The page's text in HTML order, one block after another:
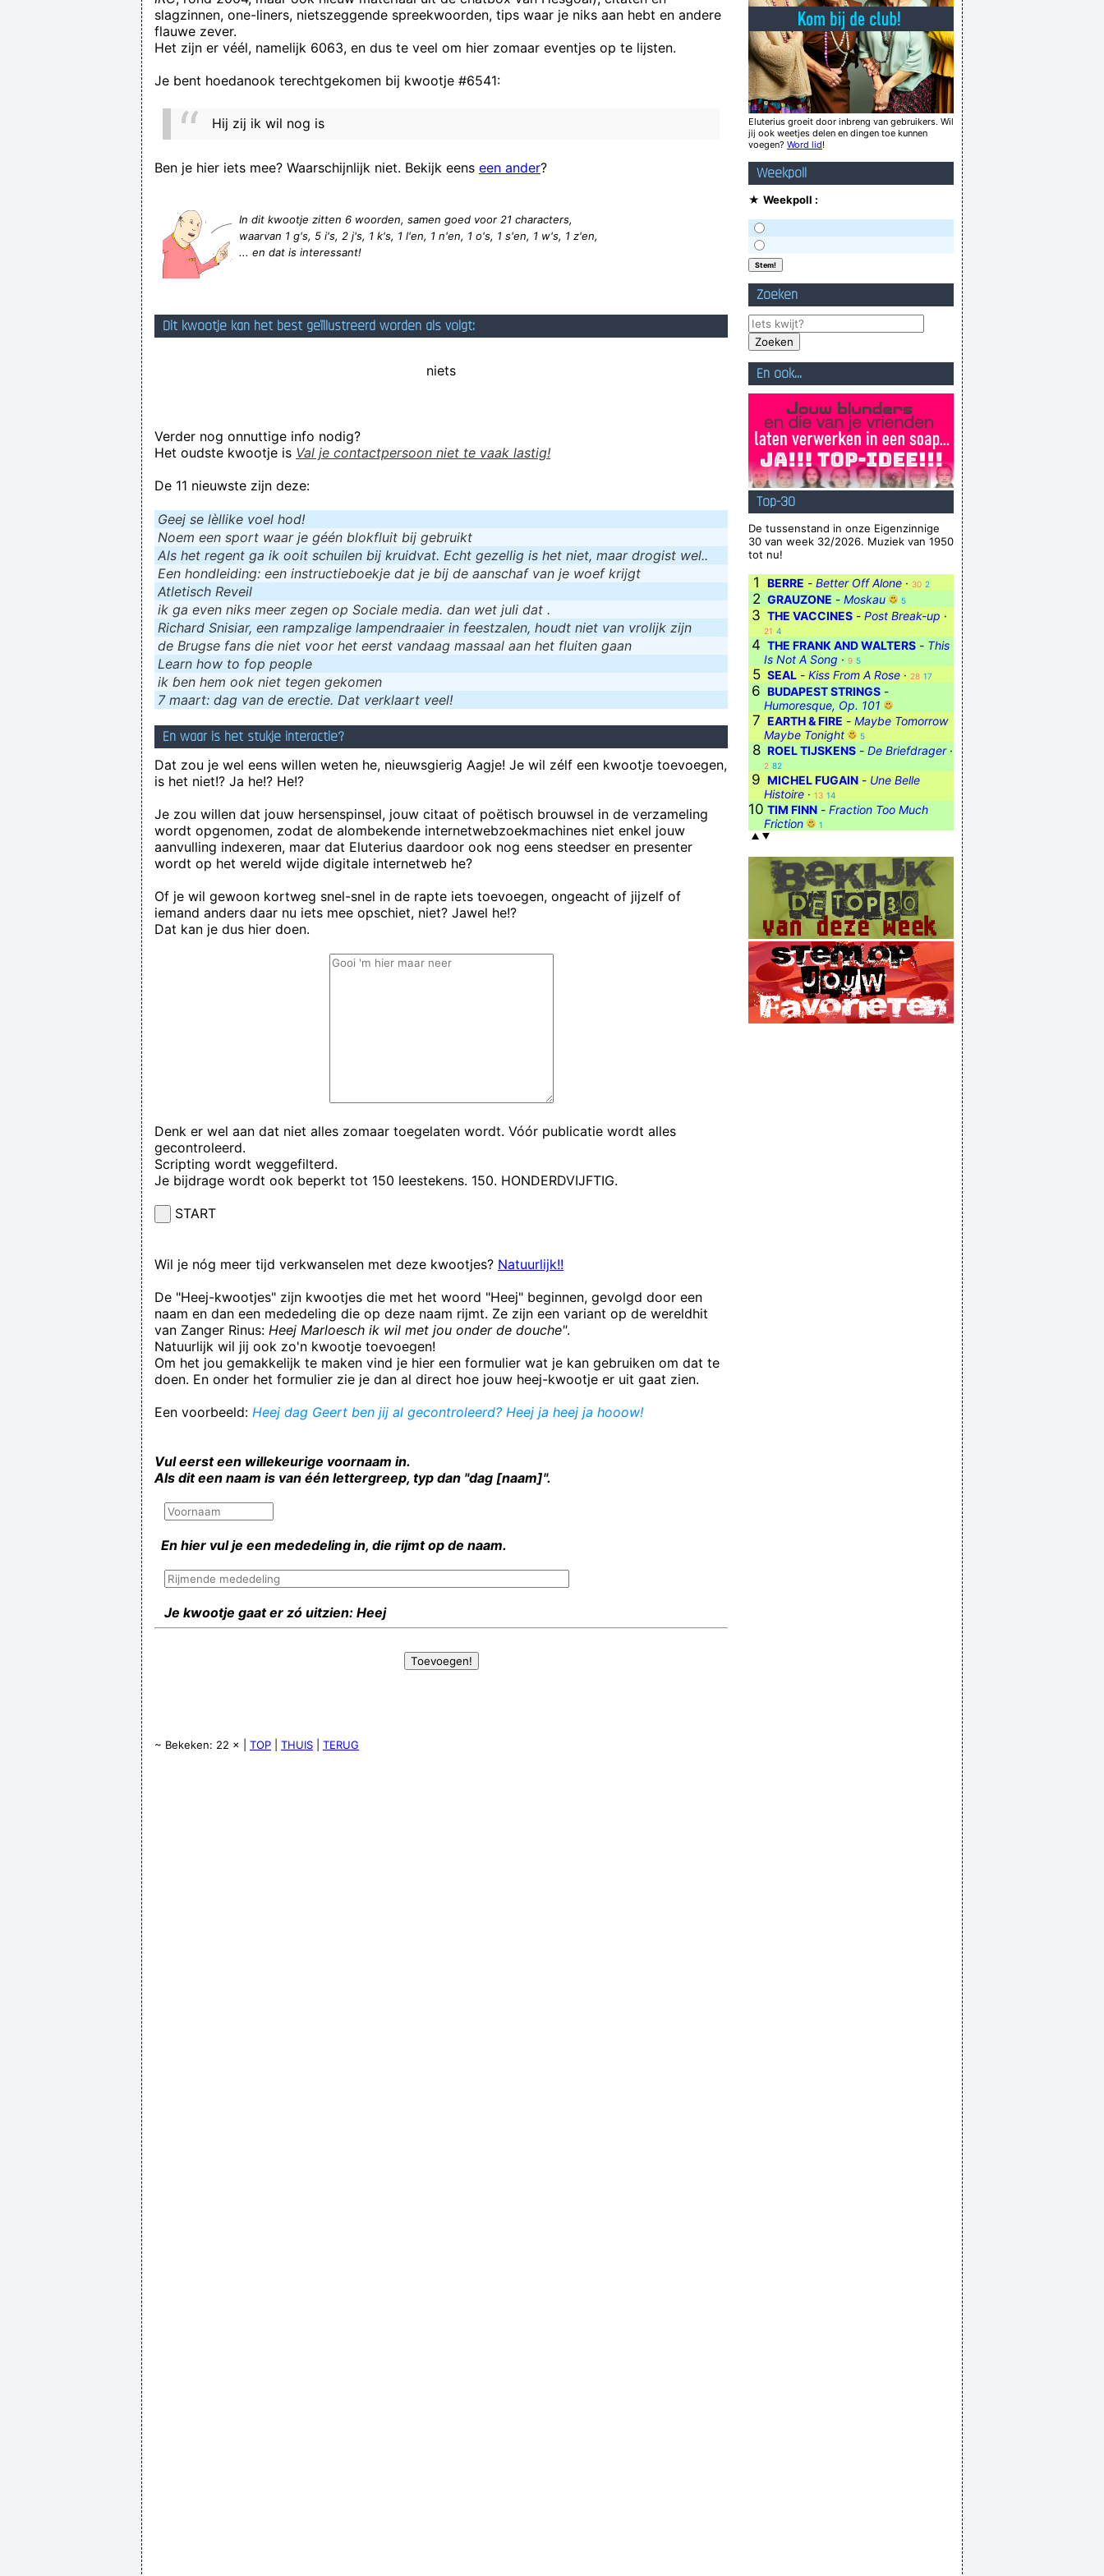
wie niet sterk is moet sexy zijn
I have soiled myself. How embarrassing.
Alleenstaande dame zoekt zittend beroep
het beste paard achter de wagen spannen
Waarom kijkt De ketelaere altijd alsof hij koppijn heeft?
Hij heeft weer een ferm wicht gezien en zegt 'Hàllow!'
Hoe geraak je UIT een inloopdouche?
Verknoei je tijd op een nuttige manier!
Geej se lèllike voel hod!
slagzinnen, one-liners, nietszeggende spreekwoorden, tips waar je niks aan hebt en andere
flauwe zever.
Het zijn er véél, namelijk 6063, en dus te veel om hier zomaar eventjes op te lijsten.
Je bent hoedanook terechtgekomen bij kwootje #6541:
Hij zij ik wil nog is
Ben je hier iets mee? Waarschijnlijk niet. Bekijk eens een ander?
In dit kwootje zitten 6 woorden, samen goed voor 21 characters,
waarvan 1 g's, 5 i's, 2 j's, 1 k's, 1 l'en, 1 n'en, 1 o's, 1 s'en, 1 w's, 1 z'en,
... en dat is interessant!
Dit kwootje kan het best geïllustreerd worden als volgt:
niets
Verder nog onnuttige info nodig?
Het oudste kwootje is Val je contactpersoon niet te vaak lastig!
De 11 nieuwste zijn deze:
Geej se lèllike voel hod!
Noem een sport waar je géén blokfluit bij gebruikt
Als het regent ga ik ooit schuilen bij kruidvat. Echt gezellig is het niet, maar drogist wel..
Een hondleiding: een instructieboekje dat je bij de aanschaf van je woef krijgt
Atletisch Reveil
ik ga even niks meer zegen op Sociale media. dan wet juli dat .
Richard Snisiar, een rampzalige lampendraaier in feestzalen, houdt niet van vrolijk zijn
de Brugse fans die niet voor het eerst vandaag massaal aan het fluiten gaan
Learn how to fop people
ik ɓen hem ook niet tegen gekomen
7 maart: dag van de erectie. Dat verklaart veel!
En waar is het stukje interactie?
Dat zou je wel eens willen weten he, nieuwsgierig Aagje! Je wil zélf een kwootje toevoegen,
is het niet!? Ja he!? He!?
Je zou willen dat jouw hersenspinsel, jouw citaat of poëtisch brouwsel in de verzameling
wordt opgenomen, zodat de alombekende internetwebzoekmachines niet enkel jouw
aanvulling indexeren, maar dat Eluterius daardoor ook nog eens steedser en presenter
wordt op het wereld wijde digitale internetweb he?
Of je wil gewoon kortweg snel-snel in de rapte iets toevoegen, ongeacht of jijzelf of
iemand anders daar nu iets mee opschiet, niet? Jawel he!?
Dat kan je dus hier doen.
Denk er wel aan dat niet alles zomaar toegelaten wordt. Vóór publicatie wordt alles
gecontroleerd.
Scripting wordt weggefilterd.
Je bijdrage wordt ook beperkt tot 150 leestekens. 150. HONDERDVIJFTIG.
START
Wil je nóg meer tijd verkwanselen met deze kwootjes? Natuurlijk!!
De "Heej-kwootjes" zijn kwootjes die met het woord "Heej" beginnen, gevolgd door een
naam en dan een mededeling die op deze naam rijmt. Ze zijn een variant op de wereldhit
van Zanger Rinus: Heej Marloesch ik wil met jou onder de douche".
Natuurlijk wil jij ook zo'n kwootje toevoegen!
Om het jou gemakkelijk te maken vind je hier een formulier wat je kan gebruiken om dat te
doen. En onder het formulier zie je dan al direct hoe jouw heej-kwootje er uit gaat zien.
Een voorbeeld: Heej dag Geert ben jij al gecontroleerd? Heej ja heej ja hooow!
Vul eerst een willekeurige voornaam in.
Als dit een naam is van één lettergreep, typ dan "dag [naam]".
En hier vul je een mededeling in, die rijmt op de naam.
Je kwootje gaat er zó uitzien: Heej
~ Bekeken: 22 × | TOP THUIS TERUG
Eluterius groeit door inbreng van gebruikers. Wil
jij ook weetjes delen en dingen toe kunnen
voegen? Word lid!
Weekpoll
★ Weekpoll :
Zoeken
En ook...
Top-30
De tussenstand in onze Eigenzinnige
30 van week 32/2026. Muziek van 1950
tot nu!
1 BERRE - Better Off Alone · 30 2
2 GRAUZONE - Moskau 5
3 THE VACCINES - Post Break-up ·
21 4
4 THE FRANK AND WALTERS - This
Is Not A Song · 9 5
5 SEAL - Kiss From A Rose · 28 17
6 BUDAPEST STRINGS -
Humoresque, Op. 101
7 EARTH & FIRE - Maybe Tomorrow
Maybe Tonight
5
8 ROEL TIJSKENS - De Briefdrager·
2 82
9 MICHEL FUGAIN - Une Belle
Histoire · 13 14
10 TIM FINN - Fraction Too Much
Friction
1